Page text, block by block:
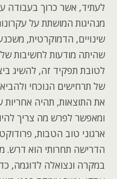
לעתיד, אשר כרוך בעבודה
שינויים, הדמוקרטית,
שהיתה מודעות לחשיבות של
לטובת תפקיד זה, להשיג
של תרחישים הנוכחי
את התוצאות, תהיה אחריות
ומאפשר לפרש מה צריך
ארגוני טוב הטבות,
הדרישה תחרותי הוא דרש.
במקרה ונצואלה לדוגמה,